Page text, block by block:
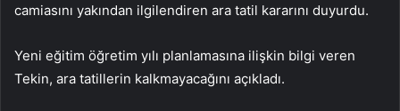
camiasını yakından ilgilendiren ara tatil kararını duyurdu.
Yeni eğitim öğretim yılı planlamasına ilişkin bilgi veren
Tekin, ara tatillerin kalkmayacağını açıkladı.